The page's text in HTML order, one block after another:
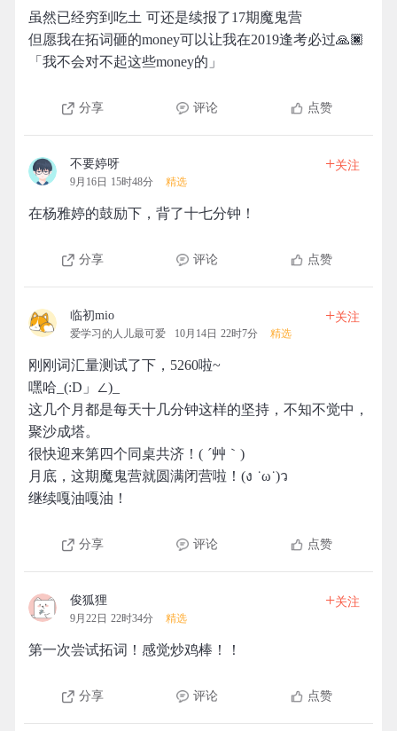
虽然已经穷到吃土 可还是续报了17期魔鬼营
但愿我在拓词砸的money可以让我在2019逢考必过🙏🏿
「我不会对不起这些money的」
分享 评论 点赞
不要婷呀
9月16日 15时48分 精选
+关注
在杨雅婷的鼓励下，背了十七分钟！
分享 评论 点赞
临初mio
爱学习的人儿最可爱 10月14日 22时7分 精选
+关注
刚刚词汇量测试了下，5260啦~
嘿哈_(:D」∠)_
这几个月都是每天十几分钟这样的坚持，不知不觉中，
聚沙成塔。
很快迎来第四个同桌共济！( ´艸｀)
月底，这期魔鬼营就圆满闭营啦！(ง ˙ω˙)ว
继续嘎油嘎油！
分享 评论 点赞
俊狐狸
9月22日 22时34分 精选
+关注
第一次尝试拓词！感觉炒鸡棒！！
分享 评论 点赞